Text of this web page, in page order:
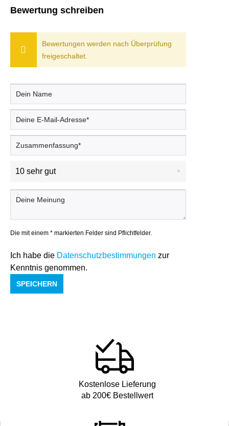
Bewertung schreiben
Bewertungen werden nach Überprüfung
freigeschaltet.
Die mit einem * markierten Felder sind Pflichtfelder.
Ich habe die Datenschutzbestimmungen zur
Kenntnis genommen.
SPEICHERN
Kostenlose Lieferung
ab 200€ Bestellwert